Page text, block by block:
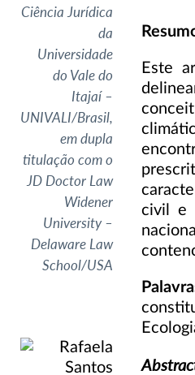
Ciência Jurídica
da
Universidade
do Vale do
Itajaí –
UNIVALI/Brasil,
em dupla
titulação com o
JD Doctor Law
Widener
University –
Delaware Law
School/USA
Este
civil e